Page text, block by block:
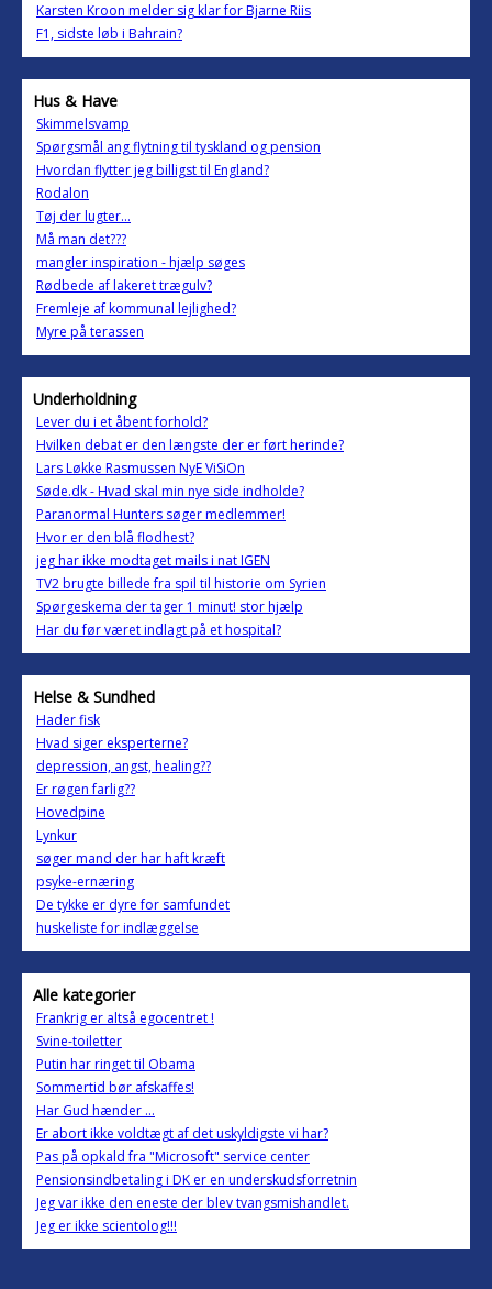
Karsten Kroon melder sig klar for Bjarne Riis
F1, sidste løb i Bahrain?
Hus & Have
Skimmelsvamp
Spørgsmål ang flytning til tyskland og pension
Hvordan flytter jeg billigst til England?
Rodalon
Tøj der lugter...
Må man det???
mangler inspiration - hjælp søges
Rødbede af lakeret trægulv?
Fremleje af kommunal lejlighed?
Myre på terassen
Underholdning
Lever du i et åbent forhold?
Hvilken debat er den længste der er ført herinde?
Lars Løkke Rasmussen NyE ViSiOn
Søde.dk - Hvad skal min nye side indholde?
Paranormal Hunters søger medlemmer!
Hvor er den blå flodhest?
jeg har ikke modtaget mails i nat IGEN
TV2 brugte billede fra spil til historie om Syrien
Spørgeskema der tager 1 minut! stor hjælp
Har du før været indlagt på et hospital?
Helse & Sundhed
Hader fisk
Hvad siger eksperterne?
depression, angst, healing??
Er røgen farlig??
Hovedpine
Lynkur
søger mand der har haft kræft
psyke-ernæring
De tykke er dyre for samfundet
huskeliste for indlæggelse
Alle kategorier
Frankrig er altså egocentret !
Svine-toiletter
Putin har ringet til Obama
Sommertid bør afskaffes!
Har Gud hænder ...
Er abort ikke voldtægt af det uskyldigste vi har?
Pas på opkald fra "Microsoft" service center
Pensionsindbetaling i DK er en underskudsforretnin
Jeg var ikke den eneste der blev tvangsmishandlet.
Jeg er ikke scientolog!!!